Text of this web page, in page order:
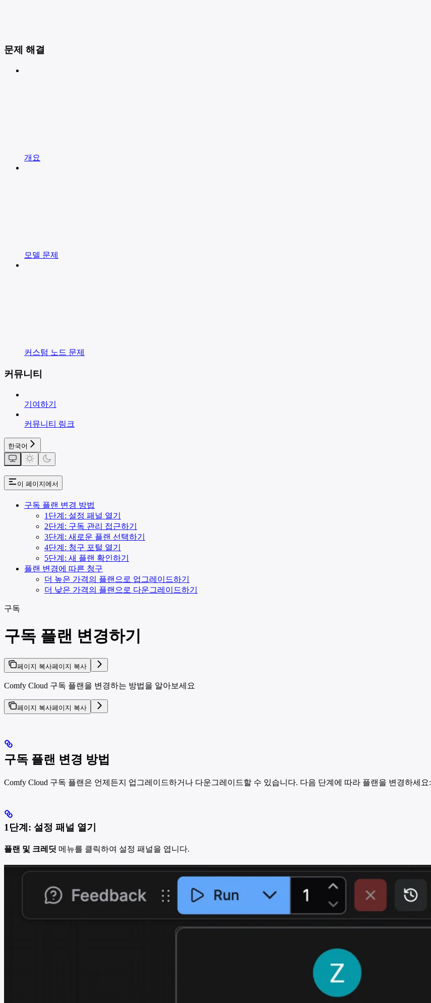
문제 해결
개요
모델 문제
커스텀 노드 문제
커뮤니티
기여하기
커뮤니티 링크
한국어
이 페이지에서
구독 플랜 변경 방법
1단계: 설정 패널 열기
2단계: 구독 관리 접근하기
3단계: 새로운 플랜 선택하기
4단계: 청구 포털 열기
5단계: 새 플랜 확인하기
플랜 변경에 따른 청구
더 높은 가격의 플랜으로 업그레이드하기
더 낮은 가격의 플랜으로 다운그레이드하기
구독
구독 플랜 변경하기
페이지 복사페이지 복사
Comfy Cloud 구독 플랜을 변경하는 방법을 알아보세요
페이지 복사페이지 복사
구독 플랜 변경 방법
Comfy Cloud 구독 플랜은 언제든지 업그레이드하거나 다운그레이드할 수 있습니다. 다음 단계에 따라 플랜을 변경하세요:
1단계: 설정 패널 열기
플랜 및 크레딧 메뉴를 클릭하여 설정 패널을 엽니다.